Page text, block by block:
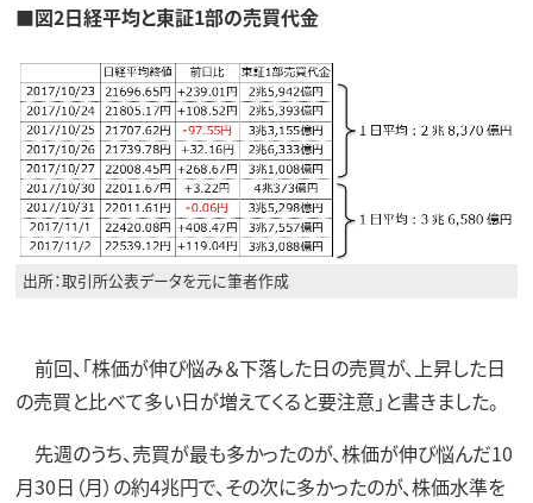
■図2日経平均と東証1部の売買代金
出所：取引所公表データを元に筆者作成
前回、「株価が伸び悩み＆下落した日の売買が、上昇した日
の売買と比べて多い日が増えてくると要注意」と書きました。
先週のうち、売買が最も多かったのが、株価が伸び悩んだ10
月30日（月）の約4兆円で、その次に多かったのが、株価水準を